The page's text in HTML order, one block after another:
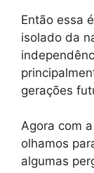
Então essa
isolado da
gerações
Agora com
olhamos
algumas